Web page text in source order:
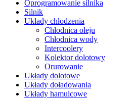
Oprogramowanie silnika
Silnik
Układy chłodzenia
Chłodnica oleju
Chłodnica wody
Intercoolery
Kolektor dolotowy
Orurowanie
Układy dolotowe
Układy doładowania
Układy hamulcowe